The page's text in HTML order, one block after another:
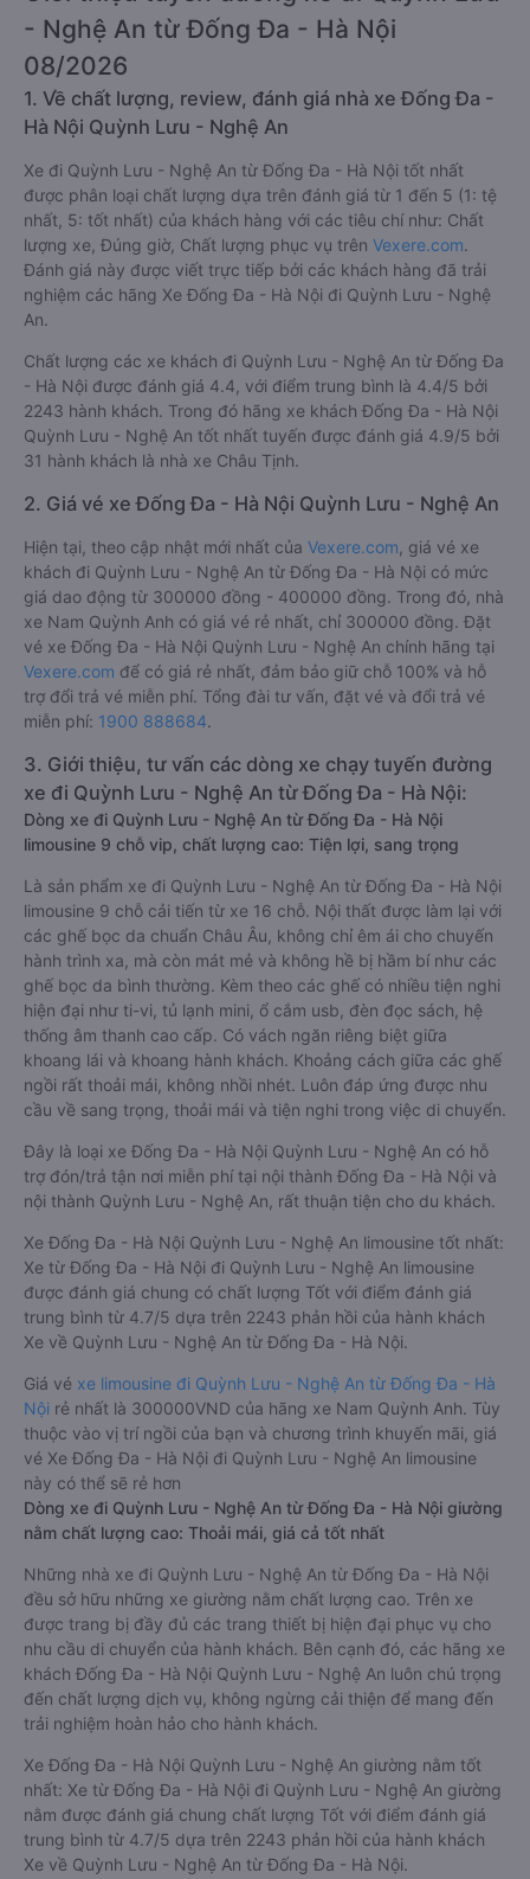
- Nghệ An từ Đống Đa - Hà Nội
08/2026
1. Về chất lượng, review, đánh giá nhà xe Đống Đa -
Hà Nội Quỳnh Lưu - Nghệ An
Xe đi Quỳnh Lưu - Nghệ An từ Đống Đa - Hà Nội tốt nhất
được phân loại chất lượng dựa trên đánh giá từ 1 đến 5 (1: tệ
nhất, 5: tốt nhất) của khách hàng với các tiêu chí như: Chất
lượng xe, Đúng giờ, Chất lượng phục vụ trên Vexere.com.
Đánh giá này được viết trực tiếp bởi các khách hàng đã trải
nghiệm các hãng Xe Đống Đa - Hà Nội đi Quỳnh Lưu - Nghệ
An.
Chất lượng các xe khách đi Quỳnh Lưu - Nghệ An từ Đống Đa
- Hà Nội được đánh giá 4.4, với điểm trung bình là 4.4/5 bởi
2243 hành khách. Trong đó hãng xe khách Đống Đa - Hà Nội
Quỳnh Lưu - Nghệ An tốt nhất tuyến được đánh giá 4.9/5 bởi
31 hành khách là nhà xe Châu Tịnh.
2. Giá vé xe Đống Đa - Hà Nội Quỳnh Lưu - Nghệ An
Hiện tại, theo cập nhật mới nhất của Vexere.com , giá vé xe
khách đi Quỳnh Lưu - Nghệ An từ Đống Đa - Hà Nội có mức
giá dao động từ 300000 đồng - 400000 đồng. Trong đó, nhà
xe Nam Quỳnh Anh có giá vé rẻ nhất, chỉ 300000 đồng. Đặt
vé xe Đống Đa - Hà Nội Quỳnh Lưu - Nghệ An chính hãng tại
Vexere.com để có giá rẻ nhất, đảm bảo giữ chỗ 100% và hỗ
trợ đổi trả vé miễn phí. Tổng đài tư vấn, đặt vé và đổi trả vé
miễn phí: 1900 888684.
3. Giới thiệu, tư vấn các dòng xe chạy tuyến đường
xe đi Quỳnh Lưu - Nghệ An từ Đống Đa - Hà Nội:
Dòng xe đi Quỳnh Lưu - Nghệ An từ Đống Đa - Hà Nội
limousine 9 chỗ vip, chất lượng cao: Tiện lợi, sang trọng
Là sản phẩm xe đi Quỳnh Lưu - Nghệ An từ Đống Đa - Hà Nội
limousine 9 chỗ cải tiến từ xe 16 chỗ. Nội thất được làm lại với
các ghế bọc da chuẩn Châu Âu, không chỉ êm ái cho chuyến
hành trình xa, mà còn mát mẻ và không hề bị hầm bí như các
ghế bọc da bình thường. Kèm theo các ghế có nhiều tiện nghi
hiện đại như ti-vi, tủ lạnh mini, ổ cắm usb, đèn đọc sách, hệ
thống âm thanh cao cấp. Có vách ngăn riêng biệt giữa
khoang lái và khoang hành khách. Khoảng cách giữa các ghế
ngồi rất thoải mái, không nhồi nhét. Luôn đáp ứng được nhu
cầu về sang trọng, thoải mái và tiện nghi trong việc di chuyển.
Đây là loại xe Đống Đa - Hà Nội Quỳnh Lưu - Nghệ An có hỗ
trợ đón/trả tận nơi miễn phí tại nội thành Đống Đa - Hà Nội và
nội thành Quỳnh Lưu - Nghệ An, rất thuận tiện cho du khách.
Xe Đống Đa - Hà Nội Quỳnh Lưu - Nghệ An limousine tốt nhất:
Xe từ Đống Đa - Hà Nội đi Quỳnh Lưu - Nghệ An limousine
được đánh giá chung có chất lượng Tốt với điểm đánh giá
trung bình từ 4.7/5 dựa trên 2243 phản hồi của hành khách
Xe về Quỳnh Lưu - Nghệ An từ Đống Đa - Hà Nội.
Giá vé xe limousine đi Quỳnh Lưu - Nghệ An từ Đống Đa - Hà
Nội rẻ nhất là 300000VND của hãng xe Nam Quỳnh Anh. Tùy
thuộc vào vị trí ngồi của bạn và chương trình khuyến mãi, giá
vé Xe Đống Đa - Hà Nội đi Quỳnh Lưu - Nghệ An limousine
này có thể sẽ rẻ hơn
Dòng xe đi Quỳnh Lưu - Nghệ An từ Đống Đa - Hà Nội giường
nằm chất lượng cao: Thoải mái, giá cả tốt nhất
Những nhà xe đi Quỳnh Lưu - Nghệ An từ Đống Đa - Hà Nội
đều sở hữu những xe giường nằm chất lượng cao. Trên xe
được trang bị đầy đủ các trang thiết bị hiện đại phục vụ cho
nhu cầu di chuyển của hành khách. Bên cạnh đó, các hãng xe
khách Đống Đa - Hà Nội Quỳnh Lưu - Nghệ An luôn chú trọng
đến chất lượng dịch vụ, không ngừng cải thiện để mang đến
trải nghiệm hoàn hảo cho hành khách.
Xe Đống Đa - Hà Nội Quỳnh Lưu - Nghệ An giường nằm tốt
nhất: Xe từ Đống Đa - Hà Nội đi Quỳnh Lưu - Nghệ An giường
nằm được đánh giá chung chất lượng Tốt với điểm đánh giá
trung bình từ 4.7/5 dựa trên 2243 phản hồi của hành khách
Xe về Quỳnh Lưu - Nghệ An từ Đống Đa - Hà Nội.